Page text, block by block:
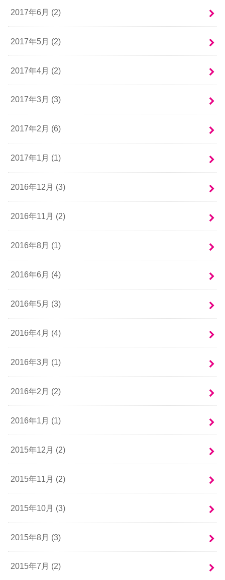
2017年6月 (2)
2017年5月 (2)
2017年4月 (2)
2017年3月 (3)
2017年2月 (6)
2017年1月 (1)
2016年12月 (3)
2016年11月 (2)
2016年8月 (1)
2016年6月 (4)
2016年5月 (3)
2016年4月 (4)
2016年3月 (1)
2016年2月 (2)
2016年1月 (1)
2015年12月 (2)
2015年11月 (2)
2015年10月 (3)
2015年8月 (3)
2015年7月 (2)